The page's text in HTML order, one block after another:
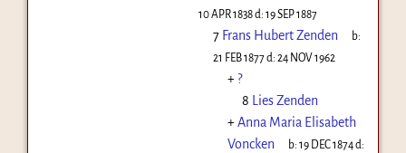
10 APR 1838d: 19 SEP 1887
7 Frans Hubert Zenden
b:
21 FEB 1877d: 24 NOV 1962
+ ?
8 Lies Zenden
+Anna Maria Elisabeth
Voncken
b:19 DEC 1874d: